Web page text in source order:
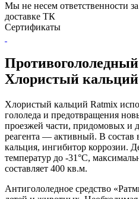
Мы не несем ответственности
доставке ТК
Сертификаты
Хлористый кальций
Хлористый кальций Ratmix
гололеда и предотвращения
проезжей части, придомовых и
реагента — активный. В состав
кальция, ингибитор коррозии.
температур до -31°C,
составляет 400 кв.м.
Антигололедное средство